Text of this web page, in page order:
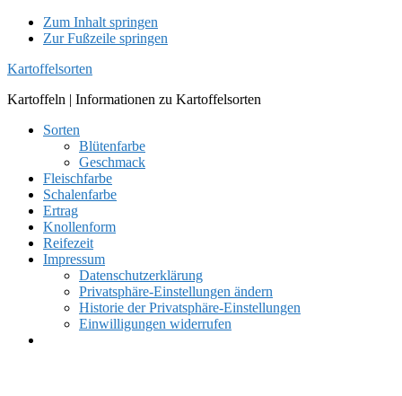
Zum Inhalt springen
Zur Fußzeile springen
Kartoffelsorten
Kartoffeln | Informationen zu Kartoffelsorten
Sorten
Blütenfarbe
Geschmack
Fleischfarbe
Schalenfarbe
Ertrag
Knollenform
Reifezeit
Impressum
Datenschutzerklärung
Privatsphäre-Einstellungen ändern
Historie der Privatsphäre-Einstellungen
Einwilligungen widerrufen